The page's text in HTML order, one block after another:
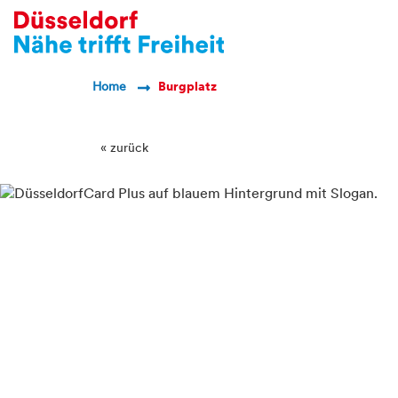
Breadcrumb Navigation
Home Burgplatz
« zurück